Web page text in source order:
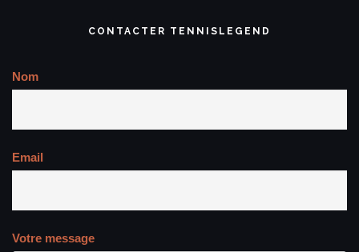
CONTACTER TENNISLEGEND
Nom
Email
Votre message